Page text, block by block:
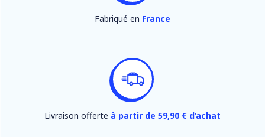
Fabriqué en France
Livraison offerte à partir de 59,90 € d’achat